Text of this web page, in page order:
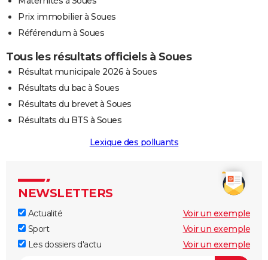
Prix immobilier à Soues
Référendum à Soues
Tous les résultats officiels à Soues
Résultat municipale 2026 à Soues
Résultats du bac à Soues
Résultats du brevet à Soues
Résultats du BTS à Soues
Lexique des polluants
NEWSLETTERS
Actualité
Voir un exemple
Sport
Voir un exemple
Les dossiers d'actu
Voir un exemple